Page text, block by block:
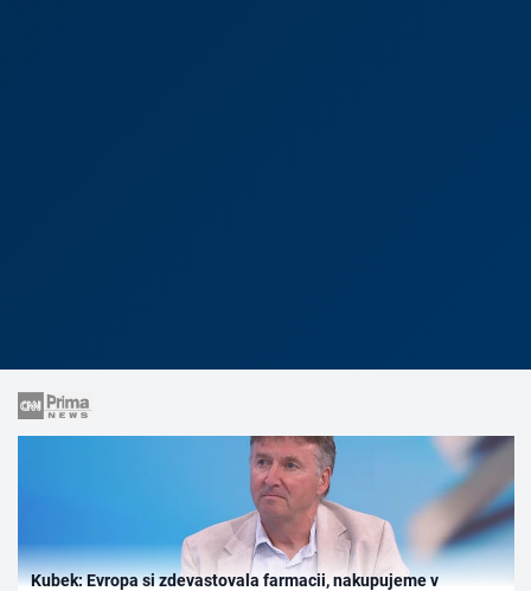
Kubek: Evropa si zdevastovala farmacii, nakupujeme v